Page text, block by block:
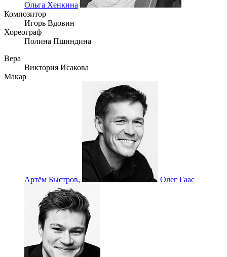
Ольга Хенкина
Композитор
Игорь Вдовин
Хореограф
Полина Пшиндина
Вера
Виктория Исакова
Макар
Артём Быстров, Олег Гаас